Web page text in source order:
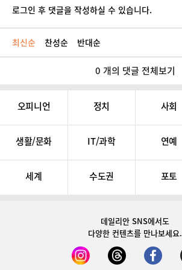
로그인 후 댓글을 작성하실 수 있습니다.
최신순 찬성순 반대순
0 개의 댓글 전체보기
오피니언 정치 사회
생활/문화 IT/과학 연예
세계 수도권 포토
데일리안 SNS에서도
다양한 컨텐츠를 만나보세요.